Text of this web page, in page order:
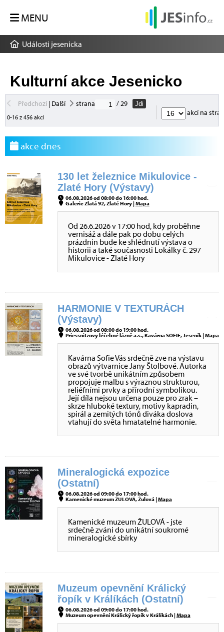
MENU
Události jesenicka
Kulturní akce Jesenicko
Předchozí| Další strana / 29
Jdi
0-16 z 456 akcí
akcí na
akce dnes
130 let železnice Mikulovice -
Zlaté Hory (Výstavy)
06.08.2026 od 08:00 do 16:00 hod.
Galerie Zlatá 92, Zlaté Hory |Mapa
Od 26.6.2026 v 17:00 hod, kdy proběhne
vernisáž a dále pak po dobu celých
prázdnin bude ke shlédnutí výstava o
historii a také současnosti Lokálky č. 297
Mikulovice - Zlaté Hory
HARMONIE V TEXTURÁCH
(Výstavy)
06.08.2026 od 08:00 do 19:00 hod.
Priessnitzovy léčebné lázně a.s., Kavárna SOFIE, Jeseník |Mapa
Kavárna Sofie Vás srdečně zve na výstavu
obrazů výtvarnice Jany Štolbové. Autorka
ve své tvorbě unikátním způsobem
propojuje malbu s výraznou strukturou,
reliéfními prvky a přírodní symbolikou.
Její díla nejsou určena pouze pro zrak –
skrze hluboké textury, motivy kapradin,
spirál a zemitých tónů diváka doslova
vtahují do světa hmatatelné harmonie.
Mineralogická expozice
(Ostatní)
06.08.2026 od 09:00 do 17:00 hod.
Kamenické muzeum ŽULOVÁ, Žulová |Mapa
Kamenické muzeum ŽULOVÁ - jste
srdečně zváni do unikátní soukromé
mineralogické sbírky
Muzeum opevnění Králický
řopík v Králíkách (Ostatní)
06.08.2026 od 09:00 do 17:00 hod.
Muzeum opevnění Králický řopík v Králíkách |Mapa